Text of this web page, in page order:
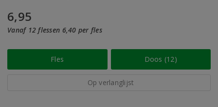
6,95
Vanaf 12 flessen 6,40 per fles
Fles Doos (12)
Op verlanglijst